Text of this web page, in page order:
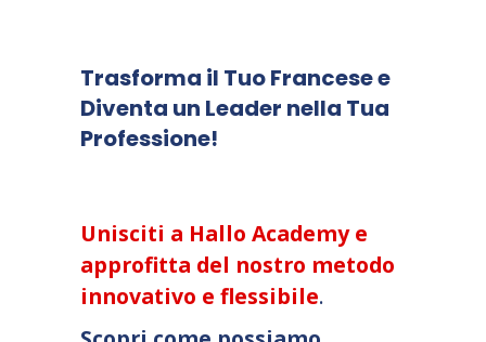
Trasforma il Tuo Francese e
Diventa un Leader nella Tua
Professione!
Unisciti a Hallo Academye
approfitta del nostro metodo
innovativo e flessibile.